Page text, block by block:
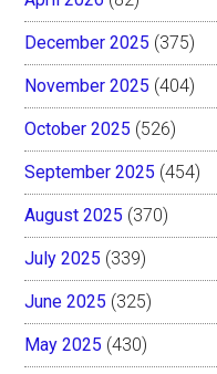
December 2025 (375)
November 2025 (404)
October 2025 (526)
September 2025 (454)
August 2025 (370)
July 2025 (339)
June 2025 (325)
May 2025 (430)